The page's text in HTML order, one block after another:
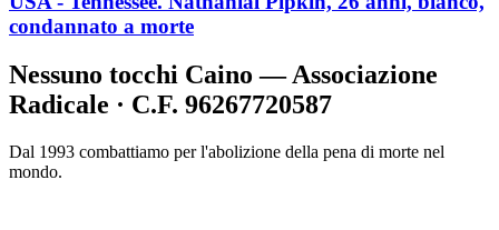
condannato a morte
Nessuno tocchi Caino — Associazione
Radicale · C.F. 96267720587
Dal 1993 combattiamo per l'abolizione della pena di morte nel
mondo.